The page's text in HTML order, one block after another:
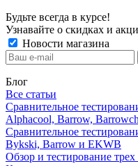
Будьте всегда в курсе!
Узнавайте о скидках и
Новости магазина
Блог
Все статьи
Сравнительное
Alphacool, Barrow,
Сравнительное
Bykski, Barrow и EKWB
Обзор и тестирование